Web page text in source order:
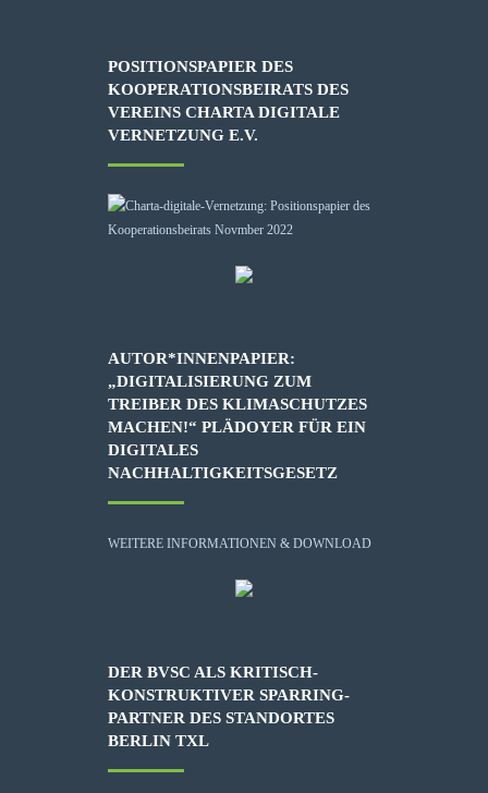
POSITIONSPAPIER DES
KOOPERATIONSBEIRATS DES
VEREINS CHARTA DIGITALE
VERNETZUNG E.V.
AUTOR*INNENPAPIER:
„DIGITALISIERUNG ZUM
TREIBER DES KLIMASCHUTZES
MACHEN!“ PLÄDOYER FÜR EIN
DIGITALES
NACHHALTIGKEITSGESETZ
WEITERE INFORMATIONEN & DOWNLOAD
DER BVSC ALS KRITISCH-
KONSTRUKTIVER SPARRING-
PARTNER DES STANDORTES
BERLIN TXL